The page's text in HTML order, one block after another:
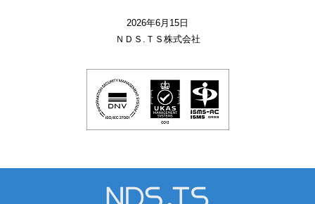
2026年6月15日
ＮＤＳ.ＴＳ株式会社